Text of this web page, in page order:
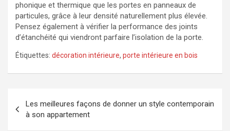
phonique et thermique que les portes en panneaux de
particules, grâce à leur densité naturellement plus élevée.
Pensez également à vérifier la performance des joints
d’étanchéité qui viendront parfaire l’isolation de la porte.
Étiquettes: décoration intérieure, porte intérieure en bois
de
Les meilleures façons de donner un style contemporain
à son appartement